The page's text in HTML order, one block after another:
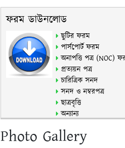
ফরম ডাউনলোড
ছুটির ফরম
পার্সপোর্ট ফরম
অনাপত্তি পত্র (NOC)
প্রত্যয়ন পত্র
চারিত্রিক সনদ
সনদ ও নম্বরপত্র
ছাত্রবৃত্তি
অন্যান্য
Photo Gallery